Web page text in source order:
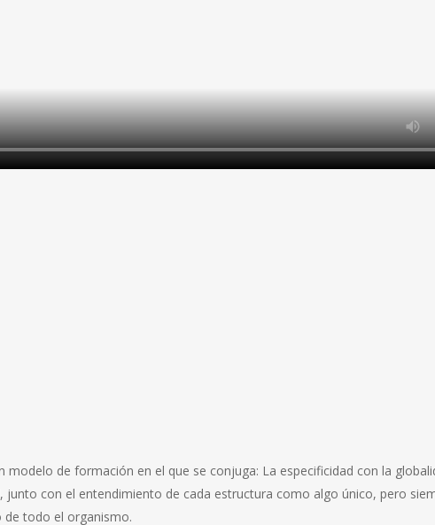
de formación en el que se conjuga: La especificidad con la
con el entendimiento de cada estructura como algo único, pero
de todo el organismo.